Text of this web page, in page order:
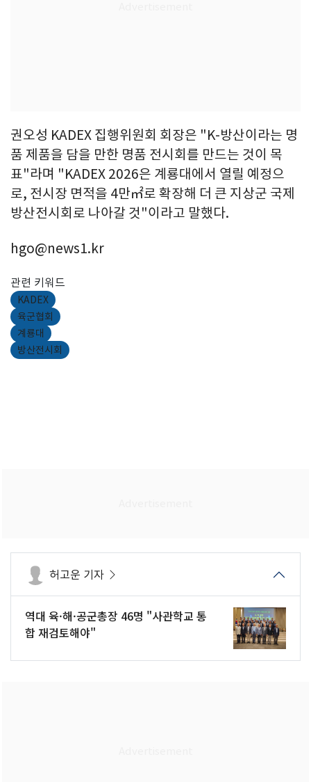
권오성 KADEX 집행위원회 회장은 "K-방산이라는 명
품 제품을 담을 만한 명품 전시회를 만드는 것이 목
표"라며 "KADEX 2026은 계룡대에서 열릴 예정으
로, 전시장 면적을 4만㎡로 확장해 더 큰 지상군 국제
방산전시회로 나아갈 것"이라고 말했다.
hgo@news1.kr
관련 키워드
KADEX
육군협회
계룡대
방산전시회
허고운 기자
역대 육·해·공군총장 46명 "사관학교 통
합 재검토해야"